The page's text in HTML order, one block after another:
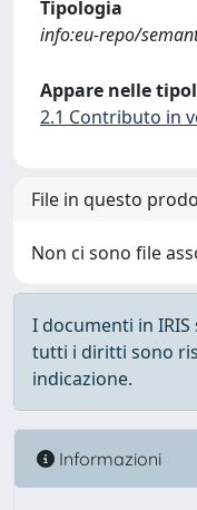
Tipologia
info:eu-repo/
Appare nelle
2.1 Contributo in
File in questo
Non ci sono file
I documenti in
tutti i diritti sono
indicazione.
Informazioni